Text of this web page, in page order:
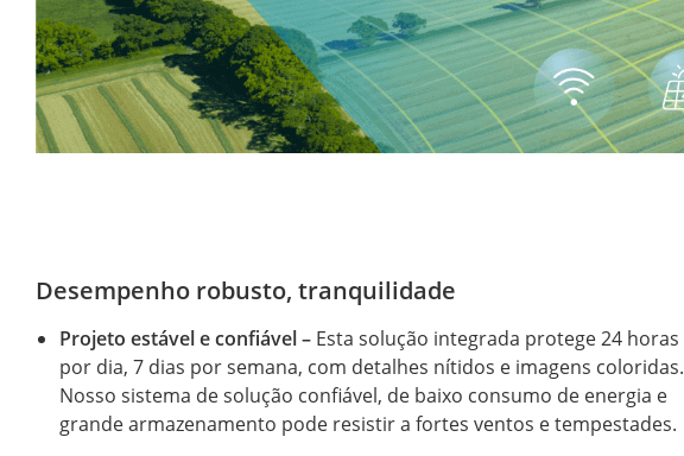
Desempenho robusto, tranquilidade
Projeto estável e confiável– Esta solução integrada protege 24 horas
por dia, 7 dias por semana, com detalhes nítidos e imagens coloridas.
Nosso sistema de solução confiável, de baixo consumo de energia e
grande armazenamento pode resistir a fortes ventos e tempestades.